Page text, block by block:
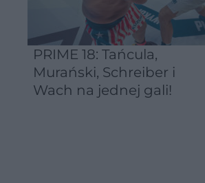
PRIME 18: Tańcula,
Murański, Schreiber i
Wach na jednej gali!